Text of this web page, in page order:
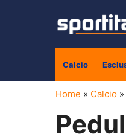
Calcio
Home » Calcio »